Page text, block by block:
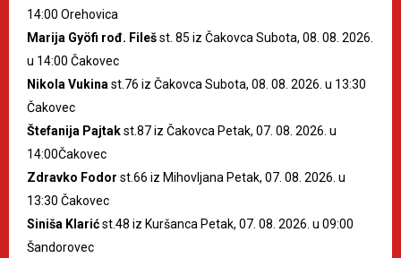
14:00 Orehovica
Marija Gyöfi rođ. Filešst. 85 iz Čakovca Subota, 08. 08. 2026.
u 14:00 Čakovec
Nikola Vukina st.76 iz Čakovca Subota, 08. 08. 2026. u 13:30
Čakovec
Štefanija Pajtakst.87 iz Čakovca Petak, 07. 08. 2026. u
14:00Čakovec
Zdravko Fodor st.66 iz Mihovljana Petak, 07. 08. 2026. u
13:30 Čakovec
Siniša Klarićst.48 iz Kuršanca Petak, 07. 08. 2026. u 09:00
Šandorovec